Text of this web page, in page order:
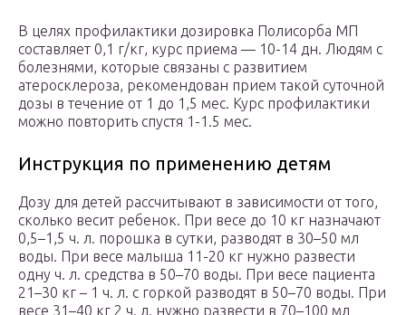
В целях профилактики дозировка Полисорба МП
составляет 0,1 г/кг, курс приема — 10-14 дн. Людям с
болезнями, которые связаны с развитием
атеросклероза, рекомендован прием такой суточной
дозы в течение от 1 до 1,5 мес. Курс профилактики
можно повторить спустя 1-1.5 мес.
Инструкция по применению детям
Дозу для детей рассчитывают в зависимости от того,
сколько весит ребенок. При весе до 10 кг назначают
0,5–1,5 ч. л. порошка в сутки, разводят в 30–50 мл
воды. При весе малыша 11-20 кг нужно развести
одну ч. л. средства в 50–70 воды. При весе пациента
21–30 кг – 1 ч. л. с горкой разводят в 50–70 воды. При
весе 31–40 кг 2 ч. л. нужно развести в 70–100 мл